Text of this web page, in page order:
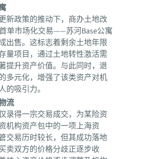
新政策的推动下，商办土地改
单市场化交易——苏河Base公寓
出售。这标志着剩余土地年限
量项目，通过土地转性激活需
提升资产价值。与此同时，退
多元化，增强了该类资产对机
的吸引力。
流
录得一宗交易成交，为某险资
机构资产包中的一项上海资
交易历时较长，但其成功落地
卖双方的价格分歧正逐步收